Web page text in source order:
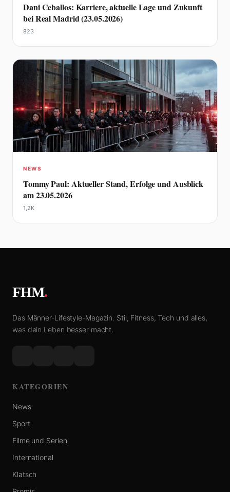
Dani Ceballos: Karriere, aktuelle Lage und Zukunft
bei Real Madrid (23.05.2026)
823
NEWS
Tommy Paul: Aktueller Stand, Erfolge und Ausblick
am 23.05.2026
1,2K
FHM.
Das Männer-Lifestyle-Magazin. Stil, Fitness, Tech und alles,
was dein Leben besser macht.
KATEGORIEN
News
Sport
Filme und Serien
International
Klatsch